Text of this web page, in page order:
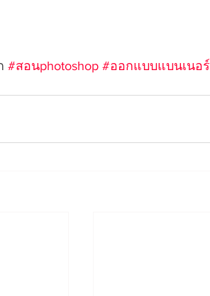
#สอนphotoshop #ออกแบบแบนเนอร